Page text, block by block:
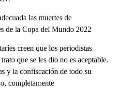
las muertes de
de la Copa del Mundo 2022
creen que los periodistas
que se les dio no es aceptable.
y la confiscación de todo su
completamente